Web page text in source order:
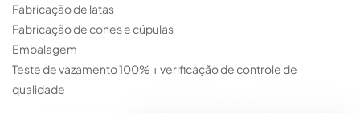
Fabricação de latas
Fabricação de cones e cúpulas
Embalagem
Teste de vazamento 100% + verificação de controle de
qualidade